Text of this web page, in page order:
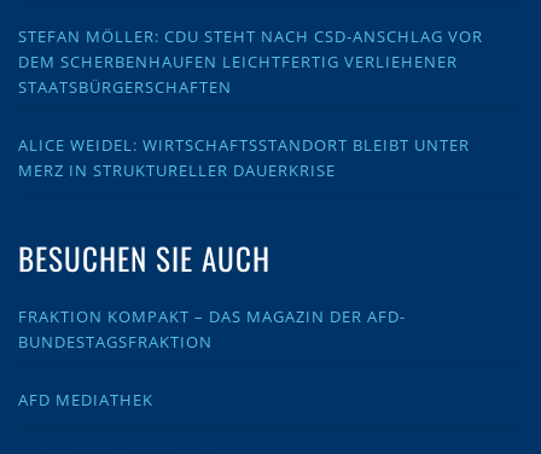
STEFAN MÖLLER: CDU STEHT NACH CSD-ANSCHLAG VOR
DEM SCHERBENHAUFEN LEICHTFERTIG VERLIEHENER
STAATSBÜRGERSCHAFTEN
ALICE WEIDEL: WIRTSCHAFTSSTANDORT BLEIBT UNTER
MERZ IN STRUKTURELLER DAUERKRISE
BESUCHEN SIE AUCH
FRAKTION KOMPAKT – DAS MAGAZIN DER AFD-
BUNDESTAGSFRAKTION
AFD MEDIATHEK